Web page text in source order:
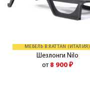
МЕБЕЛЬ B:RATTAN (ИТАЛИЯ)
Шезлонги Nilo
от 8 900 ₽